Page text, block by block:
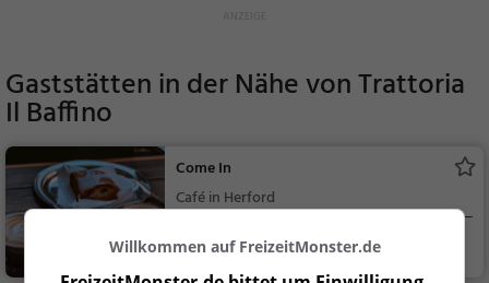
Gaststätten in der Nähe vonTrattoria
Il Baffino
Come In
Café in Herford
Herford
Café, Kaffee / Kuc
hen, Frühstück, Gebä
Willkommen auf FreizeitMonster.de